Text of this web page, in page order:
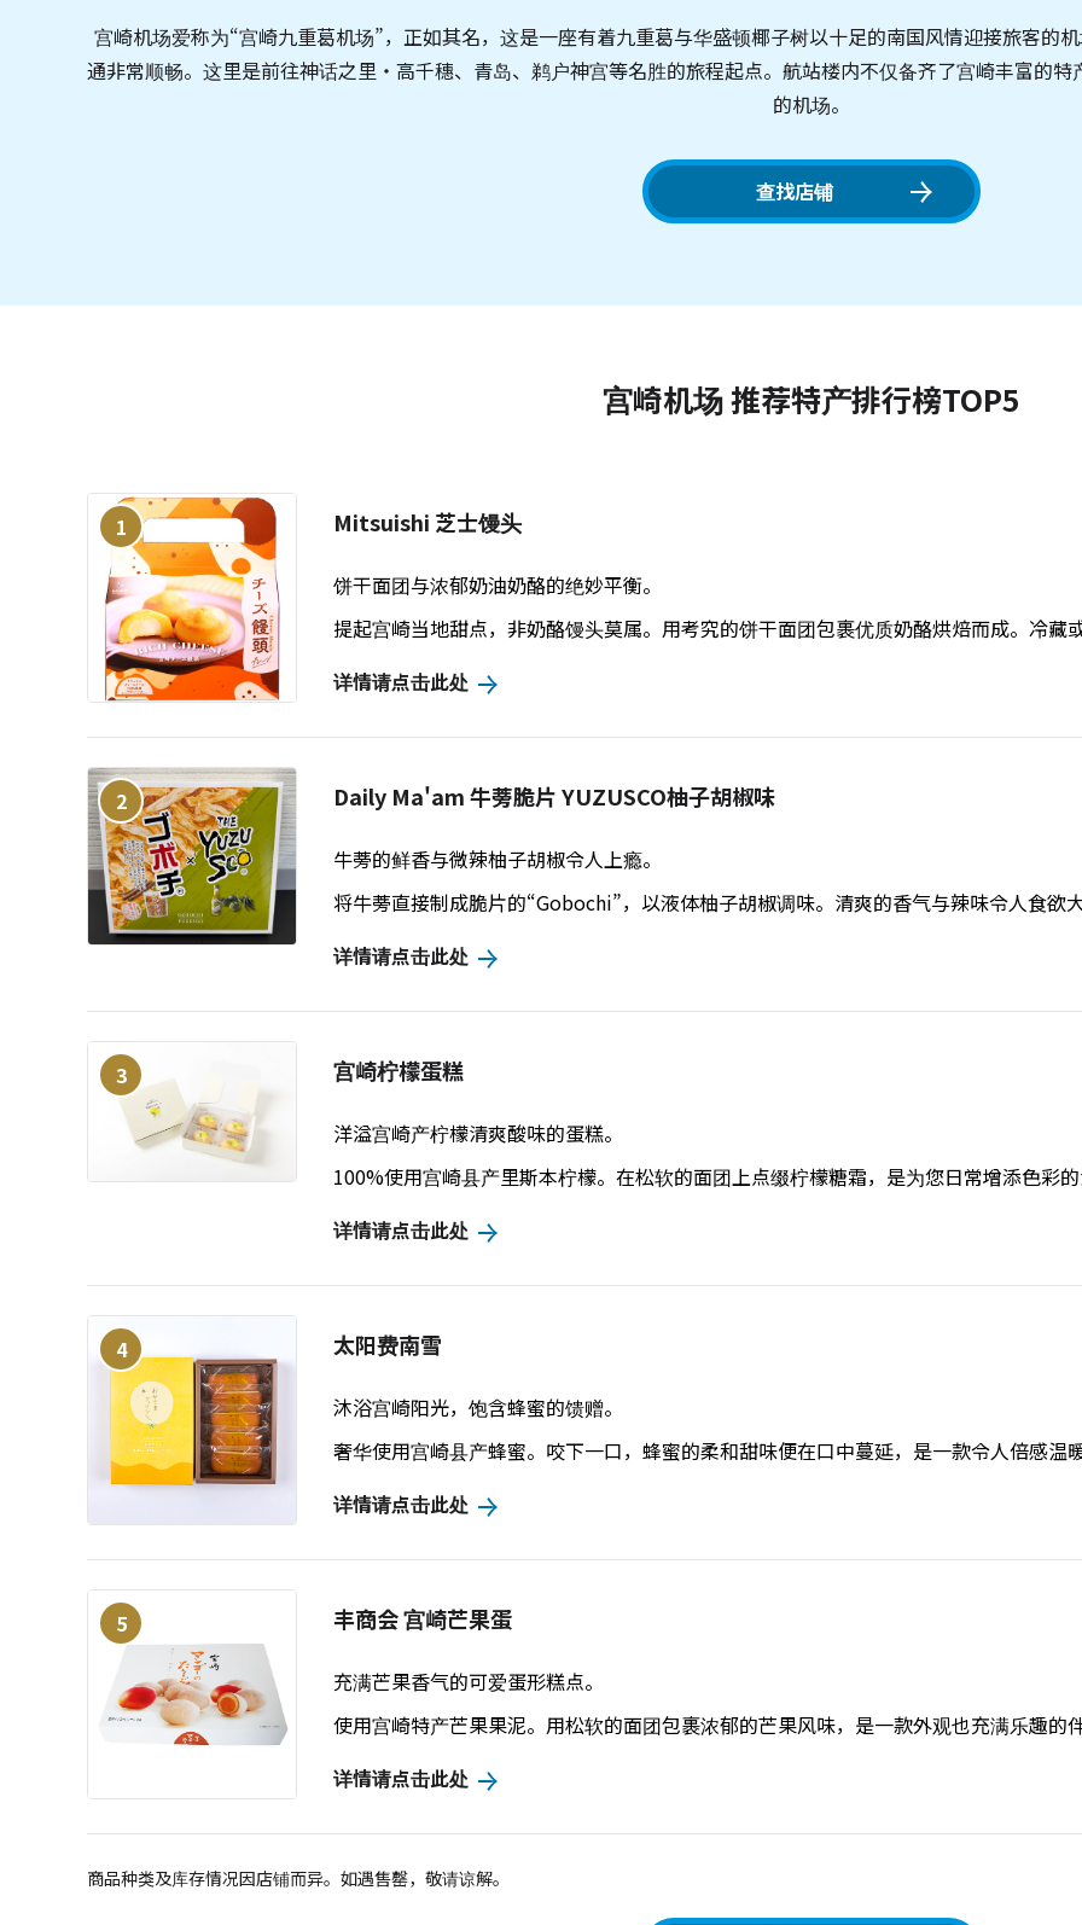
宫崎机场爱称为“宫崎九重葛机场”，正如其名，这是一座有着九重葛与华盛顿椰子树以十足的南国风情迎接旅客的
通非常顺畅。这里是前往神话之里・高千穗、青岛、鹈户神宫等名胜的旅程起点。航站楼内不仅备齐了宫崎丰富的
的机场。
查找店铺
宫崎机场 推荐特产排行榜TOP5
1 Mitsuishi 芝士馒头
饼干面团与浓郁奶油奶酪的绝妙平衡。
提起宫崎当地甜点，非奶酪馒头莫属。用考究的饼干面团包裹优质奶酪烘焙而成。冷藏
详情请点击此处
2 Daily Ma'am 牛蒡脆片 YUZUSCO柚子胡椒味
牛蒡的鲜香与微辣柚子胡椒令人上瘾。
将牛蒡直接制成脆片的“Gobochi”，以液体柚子胡椒调味。清爽的香气与辣味令人食欲
详情请点击此处
3 宫崎柠檬蛋糕
洋溢宫崎产柠檬清爽酸味的蛋糕。
100%使用宫崎县产里斯本柠檬。在松软的面团上点缀柠檬糖霜，是为您日常增添色彩
详情请点击此处
4 太阳费南雪
沐浴宫崎阳光，饱含蜂蜜的馈赠。
奢华使用宫崎县产蜂蜜。咬下一口，蜂蜜的柔和甜味便在口中蔓延，是一款令人倍感温
详情请点击此处
5 丰商会 宫崎芒果蛋
充满芒果香气的可爱蛋形糕点。
使用宫崎特产芒果果泥。用松软的面团包裹浓郁的芒果风味，是一款外观也充满乐趣的
详情请点击此处
商品种类及库存情况因店铺而异。如遇售罄，敬请谅解。